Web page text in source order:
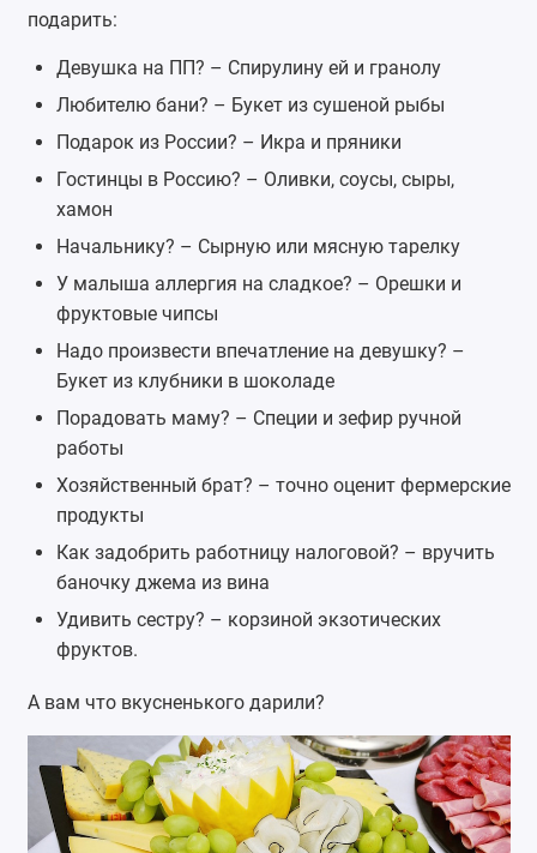
подарить:
Девушка на ПП? – Спирулину ей и гранолу
Любителю бани? – Букет из сушеной рыбы
Подарок из России? – Икра и пряники
Гостинцы в Россию? – Оливки, соусы, сыры,
хамон
Начальнику? – Сырную или мясную тарелку
У малыша аллергия на сладкое? – Орешки и
фруктовые чипсы
Надо произвести впечатление на девушку? –
Букет из клубники в шоколаде
Порадовать маму? – Специи и зефир ручной
работы
Хозяйственный брат? – точно оценит фермерские
продукты
Как задобрить работницу налоговой? – вручить
баночку джема из вина
Удивить сестру? – корзиной экзотических
фруктов.
А вам что вкусненького дарили?